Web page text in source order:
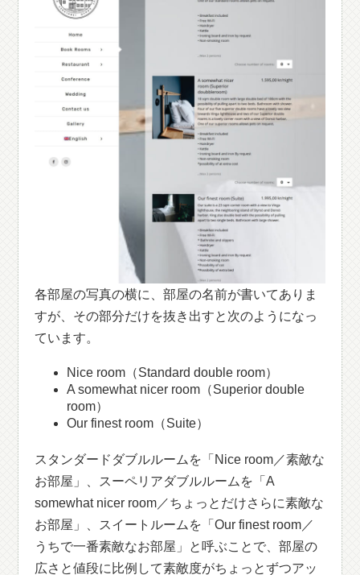
各部屋の写真の横に、部屋の名前が書いてありま
すが、その部分だけを抜き出すと次のようになっ
ています。
Nice room（Standard double room）
A somewhat nicer room（Superior double
room）
Our finest room（Suite）
スタンダードダブルルームを「Nice room／素敵な
お部屋」、スーペリアダブルルームを「A
somewhat nicer room／ちょっとだけさらに素敵な
お部屋」、スイートルームを「Our finest room／
うちで一番素敵なお部屋」と呼ぶことで、部屋の
広さと値段に比例して素敵度がちょっとずつアッ